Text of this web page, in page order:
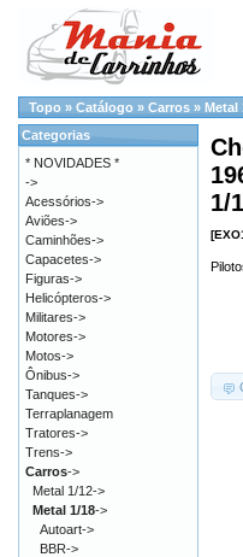
Topo » Catálogo » Carros » Metal
1/
Categorias
* NOVIDADES *
->
Acessórios->
Aviões->
Caminhões->
Capacetes->
Figuras->
Helicópteros->
Militares->
Motores->
Motos->
Ônibus->
Tanques->
Terraplanagem
Tratores->
Trens->
Carros->
Metal 1/12->
Metal 1/18->
Autoart->
BBR->